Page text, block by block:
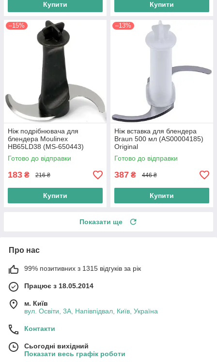
Купити Купити
–15%
Ніж подрібнювача для
блендера Moulinex
HB65LD38 (MS-650443)
Готово до відправки
183 ₴ 216 ₴
Купити
–13%
Ніж вставка для блендера
Braun 500 мл (AS00004185)
Original
Готово до відправки
387 ₴ 446 ₴
Купити
Показати ще
Про нас
99% позитивних з 1315 відгуків за рік
Працює з 18.05.2014
м. Київ
вул. Освіти, 3А, Напівпідвал, Київ, Україна
Контакти
Сьогодні вихідний
Показати весь графік роботи